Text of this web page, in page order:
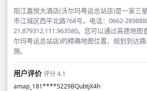
阳江嘉悦大酒店(沃尔玛粤运总站店)是一家三
市江城区西平北路768号。电话：0662-
21.879312,111.963580。您可以通过高德地图
尔玛粤运总站店)的精确地图位置、规划到达
施。
用户评价评分 4.1
amap_181****5229BQubtjX4h